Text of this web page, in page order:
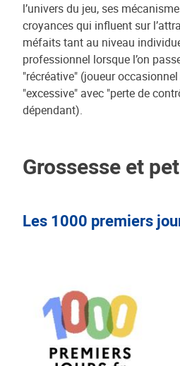
l’univers du jeu, ses
croyances qui influent sur
méfaits tant au niveau
professionnel lorsque l’on
"récréative" (joueur
"excessive" avec "perte de
dépendant).
Grossesse et
Les 1000 premiers